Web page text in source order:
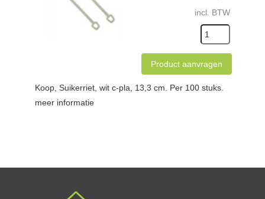
incl. BTW
Product aanvragen
Koop, Suikerriet, wit c-pla, 13,3 cm. Per 100 stuks.
meer informatie